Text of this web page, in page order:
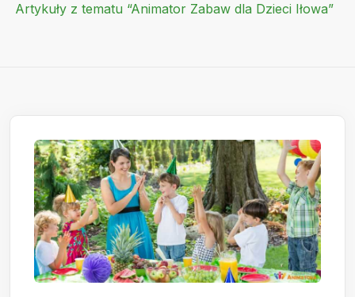
Artykuły z tematu “Animator Zabaw dla Dzieci Iłowa”